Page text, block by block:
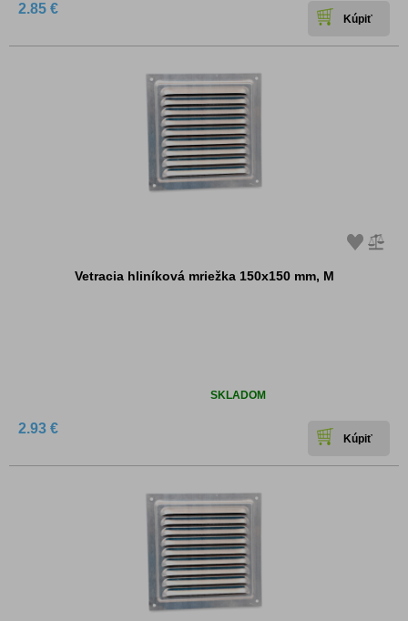
2.85 €
Vetracia hliníková mriežka 150x150 mm, M
SKLADOM
2.93 €